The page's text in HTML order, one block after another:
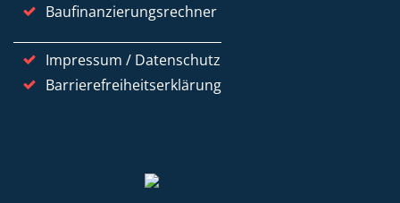
Baufinanzierungsrechner
Impressum / Datenschutz
Barrierefreiheitserklärung